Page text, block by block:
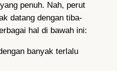
penuh. Nah, perut
datang dengan tiba-
hal di bawah ini:
banyak terlalu